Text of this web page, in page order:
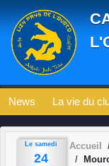
News La vie du
Le samedi
24
Accueil
Panneau de gestion